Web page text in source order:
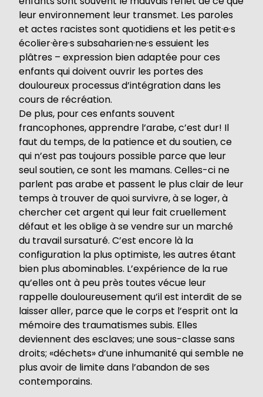
leur environnement leur transmet. Les paroles
et actes racistes sont quotidiens et les petit·e·s
écolier·ère·s subsaharien·ne·s essuient les
plâtres – expression bien adaptée pour ces
enfants qui doivent ouvrir les portes des
douloureux processus d’intégration dans les
cours de récréation.
De plus, pour ces enfants souvent
francophones, apprendre l’arabe, c’est dur! Il
faut du temps, de la patience et du soutien, ce
qui n’est pas toujours possible parce que leur
seul soutien, ce sont les mamans. Celles-ci ne
parlent pas arabe et passent le plus clair de leur
temps à trouver de quoi survivre, à se loger, à
chercher cet argent qui leur fait cruellement
défaut et les oblige à se vendre sur un marché
du travail sursaturé. C’est encore là la
configuration la plus optimiste, les autres étant
bien plus abominables. L’expérience de la rue
qu’elles ont à peu près toutes vécue leur
rappelle douloureusement qu’il est interdit de se
laisser aller, parce que le corps et l’esprit ont la
mémoire des traumatismes subis. Elles
deviennent des esclaves; une sous-classe sans
droits; «déchets» d’une inhumanité qui semble ne
plus avoir de limite dans l’abandon de ses
contemporains.